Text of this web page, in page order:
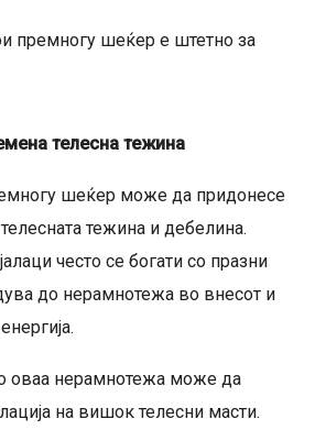
премногу шеќер е штетно за
телесна тежина
шеќер може да придонесе
тежина и дебелина.
често се богати со празни
до нерамнотежа во внесот и
оваа нерамнотежа може да
на вишок телесни масти.